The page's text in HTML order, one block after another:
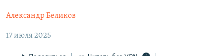
Вернутся
МНЕНИЯ
КУЛЬТУРА
Александр Беликов
17 июля 2025